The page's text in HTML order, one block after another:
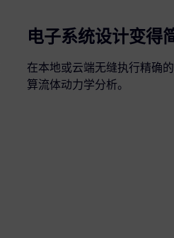
电子系统设计变得
在本地或云端无缝执行精确
算流体动力学分析。